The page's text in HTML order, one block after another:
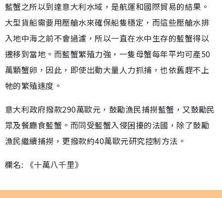
藍蟹之所以到達意大利水域，是航運和國際貿易的結果。
大型貨船需要用壓艙水來確保船隻穩定，而這些壓艙水排
入地中海之前不會過濾，所以一直在水中生存的藍蟹得以
遷移到當地。而藍蟹繁殖力強，一隻母蟹每年平均可產50
萬顆蟹卵，因此，即使出動大量人力抓捕，也依舊趕不上
牠的繁殖速度。
意大利政府撥款290萬歐元，鼓勵漁民捕撈藍蟹，又鼓勵民
眾及餐廳食藍蟹。而同受藍蟹入侵困擾的法國，除了鼓勵
漁民繼續捕撈，更撥款約40萬歐元研究控制方法。
欄名: 《十萬八千里》